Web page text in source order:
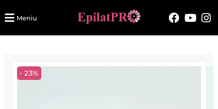
Meniu
- 23%